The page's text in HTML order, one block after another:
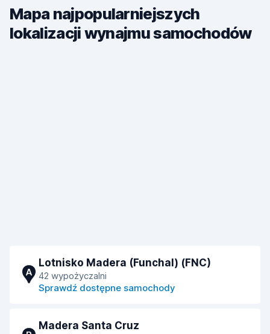
Mapa najpopularniejszych
lokalizacji wynajmu samochodów
A
Lotnisko Madera (Funchal) (FNC)
42 wypożyczalni
Sprawdź dostępne samochody
Madera Santa Cruz